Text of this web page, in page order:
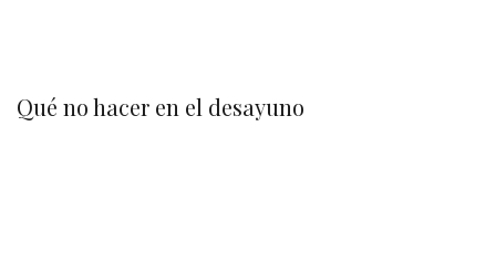
Qué no hacer en el desayuno